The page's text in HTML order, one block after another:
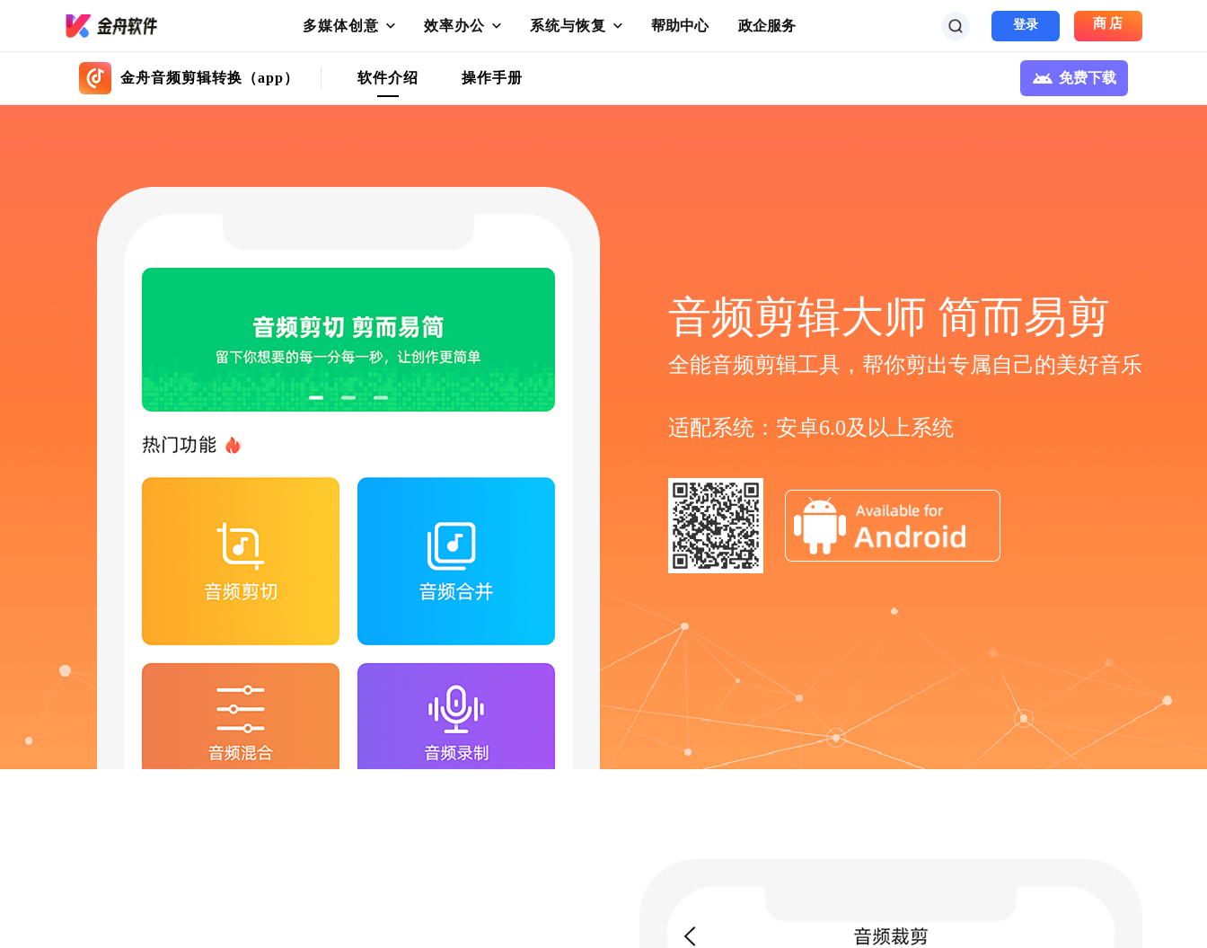
多媒体创意 效率办公 系统与恢复 帮助中心 政企服务 登录 商店
金舟音频剪辑转换（app） 软件介绍 操作手册 免费下载
音频剪辑大师 简而易剪
全能音频剪辑工具，帮你剪出专属自己的美好音乐
适配系统：安卓6.0及以上系统